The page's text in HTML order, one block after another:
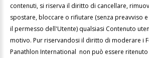
contenuti, si riserva il diritto di cancellare,
spostare, bloccare o rifiutare (senza preavviso
il permesso dell'Utente) qualsiasi Contenuto
motivo. Pur riservandosi il diritto di moderare i
Panathlon International non può essere